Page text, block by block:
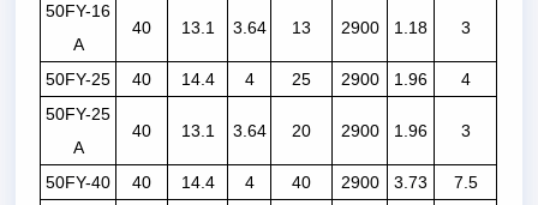
50FY-16
A
40 13.1 3.64 13 2900 1.18 3
50FY-25 40 14.4 4 25 2900 1.96
4
50FY-25
A
40 13.1 3.64 20 2900 1.96 3
50FY-40 40 14.4 4 40 2900 3.73
7.5